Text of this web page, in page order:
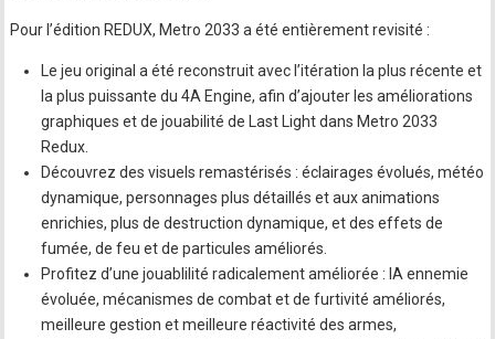
Pour l’édition REDUX, Metro 2033 a été entièrement revisité :
Le jeu original a été reconstruit avec l’itération la plus récente et
la plus puissante du 4A Engine, afin d’ajouter les améliorations
graphiques et de jouabilité de Last Light dans Metro 2033
Redux.
Découvrez des visuels remastérisés : éclairages évolués, météo
dynamique, personnages plus détaillés et aux animations
enrichies, plus de destruction dynamique, et des effets de
fumée, de feu et de particules améliorés.
Profitez d’une jouablilité radicalement améliorée : IA ennemie
évoluée, mécanismes de combat et de furtivité améliorés,
meilleure gestion et meilleure réactivité des armes,